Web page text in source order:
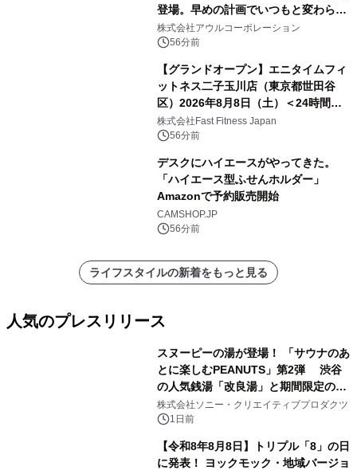
登場。早めの計画でいつもと変わらぬ
大人の冬旅を。ー夕日ヶ浦温泉「佳松
苑 別邸ふうか」ー
株式会社アウルコーポレーション
56分前
【グランドオープン】エニタイムフィ
ットネス二子玉川店（東京都世田谷
区）2026年8月8日（土）＜24時間年
中無休のフィットネスジム＞
株式会社Fast Fitness Japan
56分前
デスクにハイエースがやってきた。
「ハイエース型ふせんホルダー」
Amazonで予約販売開始
CAMSHOP.JP
56分前
ライフスタイルの新着をもっと見る
人気のプレスリリース
スヌーピーの湯が登場！ 「サウナのあ
とに楽しむPEANUTS」第2弾 渋谷
の人気銭湯「改良湯」と期間限定のコ
ラボレーション サウナイキタイコラ
ボグッズも発売決定！
株式会社ソニー・クリエイティブプロダクツ
1日前
【令和8年8月8日】トリプル「8」の日
に発表！ ヨックモック・地域バージョ